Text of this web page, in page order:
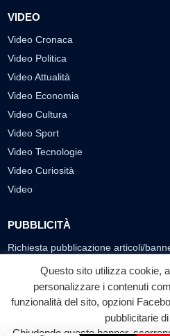
VIDEO
Video Cronaca
Video Politica
Video Attualità
Video Economia
Video Cultura
Video Sport
Video Tecnologie
Video Curiosità
Video
PUBBLICITÀ
Richiesta pubblicazione articoli/
SEGUICI SUI SOCIAL
f
Facebook
◎
Questo sito utilizza cookie,
personalizzare i contenuti
funzionalità del sito, opzioni
pubblicitarie
Chiudendo questo banner,